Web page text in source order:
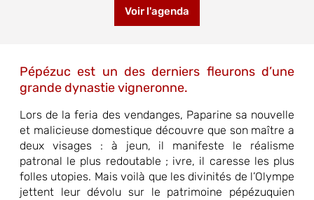
Voir l'agenda
Pépézuc est un des derniers fleurons d’une
grande dynastie vigneronne.
Lors de la feria des vendanges, Paparine sa nouvelle
et malicieuse domestique découvre que son maître a
deux visages : à jeun, il manifeste le réalisme
patronal le plus redoutable ; ivre, il caresse les plus
folles utopies. Mais voilà que les divinités de l’Olympe
jettent leur dévolu sur le patrimoine pépézuquien